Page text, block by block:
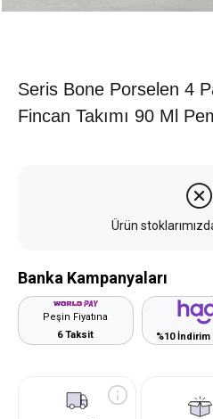
Seris Bone Porselen 4
Fincan Takımı 90 Ml
Ürün
Banka Kampanyaları
Peşin Fiyatına
6 Taksit
%10 İndirim